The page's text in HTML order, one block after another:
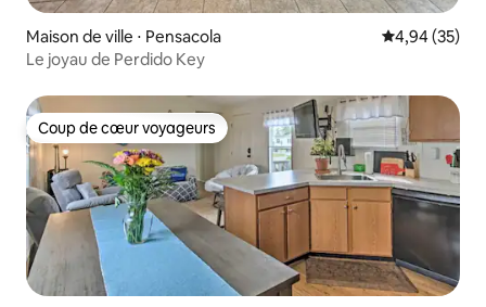
Maison de ville ⋅ Pensacola Évaluation
4,94 (35)
Le joyau de Perdido Key
Coup de cœur voyageurs
Coup de cœur voyageurs